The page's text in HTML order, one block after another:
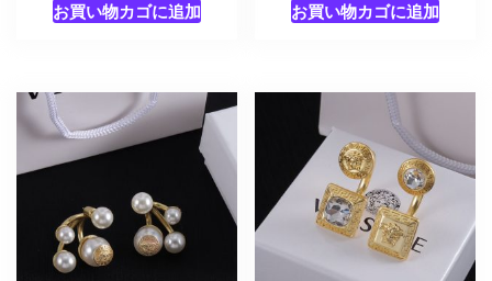
お買い物カゴに追加 お買い物カゴに追加